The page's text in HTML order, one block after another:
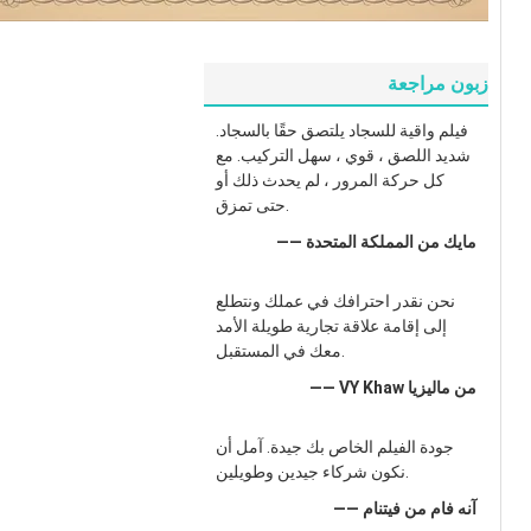
زبون مراجعة
فيلم واقية للسجاد يلتصق حقًا بالسجاد.
شديد اللصق ، قوي ، سهل التركيب. مع
كل حركة المرور ، لم يحدث ذلك أو
—— مايك من المملكة المتحدة
نحن نقدر احترافك في عملك ونتطلع
إلى إقامة علاقة تجارية طويلة الأمد
—— VY Khaw من ماليزيا
جودة الفيلم الخاص بك جيدة. آمل أن
—— آنه فام من فيتنام